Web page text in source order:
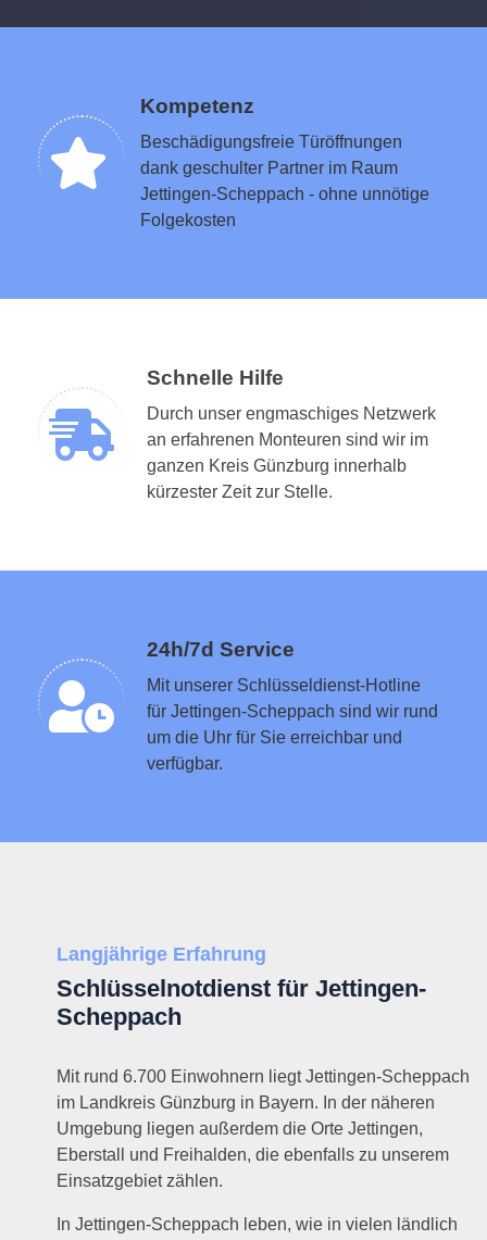
Kompetenz
Beschädigungsfreie Türöffnungen
dank geschulter Partner im Raum
Jettingen-Scheppach - ohne unnötige
Folgekosten
Schnelle Hilfe
Durch unser engmaschiges Netzwerk
an erfahrenen Monteuren sind wir im
ganzen Kreis Günzburg innerhalb
kürzester Zeit zur Stelle.
24h/7d Service
Mit unserer Schlüsseldienst-Hotline
für Jettingen-Scheppach sind wir rund
um die Uhr für Sie erreichbar und
verfügbar.
Schlüsseldienst in der Nähe vermitteln
Langjährige Erfahrung
Schlüsselnotdienst für Jettingen-
Scheppach
Mit rund 6.700 Einwohnern liegt Jettingen-Scheppach
im Landkreis Günzburg in Bayern. In der näheren
Umgebung liegen außerdem die Orte Jettingen,
Eberstall und Freihalden, die ebenfalls zu unserem
Einsatzgebiet zählen.
In Jettingen-Scheppach leben, wie in vielen ländlich